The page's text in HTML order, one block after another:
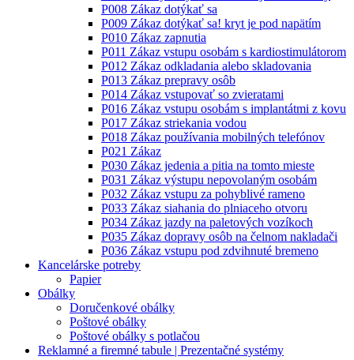
P008 Zákaz dotýkať sa
P009 Zákaz dotýkať sa! kryt je pod napätím
P010 Zákaz zapnutia
P011 Zákaz vstupu osobám s kardiostimulátorom
P012 Zákaz odkladania alebo skladovania
P013 Zákaz prepravy osôb
P014 Zákaz vstupovať so zvieratami
P016 Zákaz vstupu osobám s implantátmi z kovu
P017 Zákaz striekania vodou
P018 Zákaz používania mobilných telefónov
P021 Zákaz
P030 Zákaz jedenia a pitia na tomto mieste
P031 Zákaz výstupu nepovolaným osobám
P032 Zákaz vstupu za pohyblivé rameno
P033 Zákaz siahania do plniaceho otvoru
P034 Zákaz jazdy na paletových vozíkoch
P035 Zákaz dopravy osôb na čelnom nakladači
P036 Zákaz vstupu pod zdvihnuté bremeno
Kancelárske potreby
Papier
Obálky
Doručenkové obálky
Poštové obálky
Poštové obálky s potlačou
Reklamné a firemné tabule | Prezentačné systémy